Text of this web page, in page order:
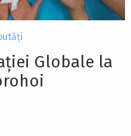
Globale la